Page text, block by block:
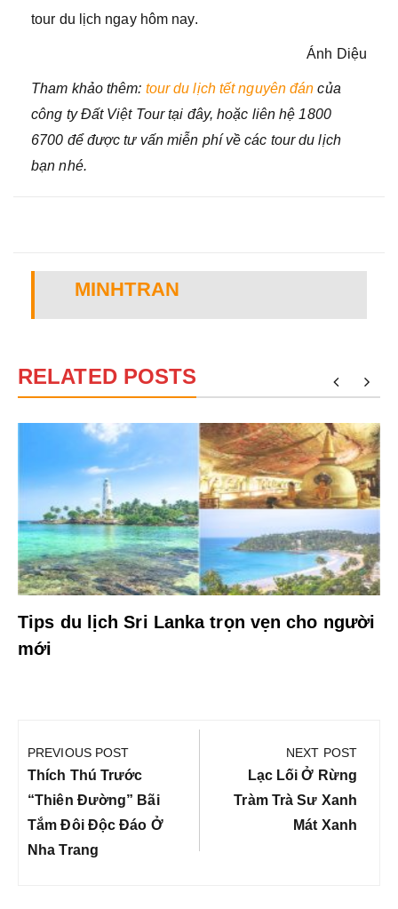
tour du lịch ngay hôm nay.
Ánh Diệu
Tham khảo thêm: tour du lịch tết nguyên đán của
công ty Đất Việt Tour tại đây, hoặc liên hệ 1800
6700 để được tư vấn miễn phí về các tour du lịch
bạn nhé.
MINHTRAN
RELATED POSTS
Tips du lịch Sri Lanka trọn vẹn cho người
mới
hướng
bài
viết
PREVIOUS POST
Previous
Post:
Thích Thú Trước
“thiên Đường” Bãi
Tắm Đôi Độc Đáo Ở
Nha Trang
NEXT POST
Next
Post:
Lạc Lối Ở Rừng
Tràm Trà Sư Xanh
Mát Xanh